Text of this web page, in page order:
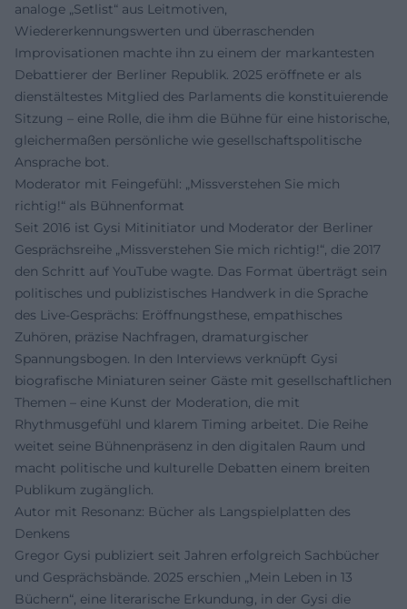
analoge „Setlist“ aus Leitmotiven,
Wiedererkennungswerten und überraschenden
Improvisationen machte ihn zu einem der markantesten
Debattierer der Berliner Republik. 2025 eröffnete er als
dienstältestes Mitglied des Parlaments die konstituierende
Sitzung – eine Rolle, die ihm die Bühne für eine historische,
gleichermaßen persönliche wie gesellschaftspolitische
Ansprache bot.
Moderator mit Feingefühl: „Missverstehen Sie mich
richtig!“ als Bühnenformat
Seit 2016 ist Gysi Mitinitiator und Moderator der Berliner
Gesprächsreihe „Missverstehen Sie mich richtig!“, die 2017
den Schritt auf YouTube wagte. Das Format überträgt sein
politisches und publizistisches Handwerk in die Sprache
des Live-Gesprächs: Eröffnungsthese, empathisches
Zuhören, präzise Nachfragen, dramaturgischer
Spannungsbogen. In den Interviews verknüpft Gysi
biografische Miniaturen seiner Gäste mit gesellschaftlichen
Themen – eine Kunst der Moderation, die mit
Rhythmusgefühl und klarem Timing arbeitet. Die Reihe
weitet seine Bühnenpräsenz in den digitalen Raum und
macht politische und kulturelle Debatten einem breiten
Publikum zugänglich.
Autor mit Resonanz: Bücher als Langspielplatten des
Denkens
Gregor Gysi publiziert seit Jahren erfolgreich Sachbücher
und Gesprächsbände. 2025 erschien „Mein Leben in 13
Büchern“, eine literarische Erkundung, in der Gysi die